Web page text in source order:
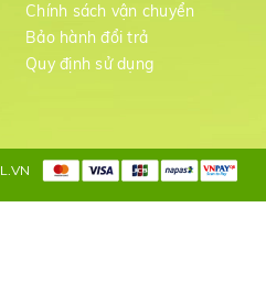
Chính sách vận chuyển
Bảo hành đổi trả
Quy định sử dụng